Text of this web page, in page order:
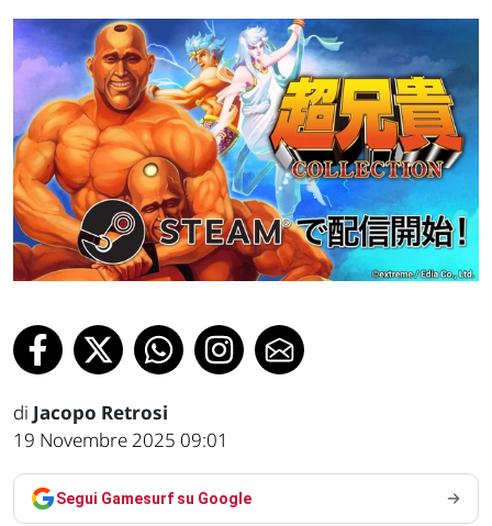
di Jacopo Retrosi
19 Novembre 2025 09:01
Segui Gamesurf su Google